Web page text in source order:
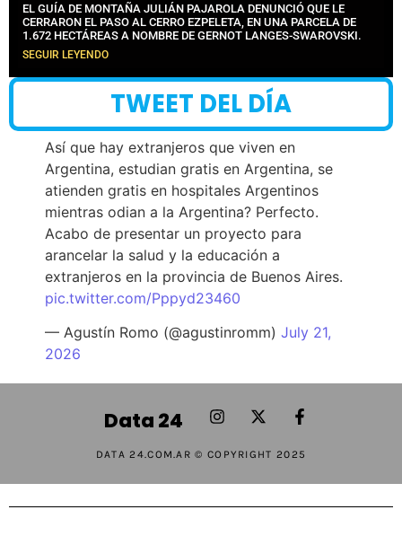
EL GUÍA DE MONTAÑA JULIÁN PAJAROLA DENUNCIÓ QUE LE
CERRARON EL PASO AL CERRO EZPELETA, EN UNA PARCELA DE
1.672 HECTÁREAS A NOMBRE DE GERNOT LANGES-SWAROVSKI.
SEGUIR LEYENDO
TWEET DEL DÍA
Así que hay extranjeros que viven en
Argentina, estudian gratis en Argentina, se
atienden gratis en hospitales Argentinos
mientras odian a la Argentina? Perfecto.
Acabo de presentar un proyecto para
arancelar la salud y la educación a
extranjeros en la provincia de Buenos Aires.
pic.twitter.com/Pppyd23460
— Agustín Romo (@agustinromm) July 21,
2026
Data 24
DATA 24.COM.AR © COPYRIGHT 2025